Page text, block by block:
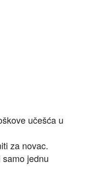
učešća u
za novac.
jednu